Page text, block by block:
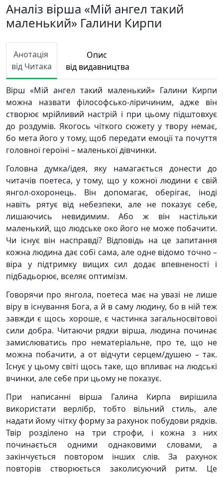
Аналіз вірша «Мій ангел такий
маленький» Галини Кирпи
Анотація
від Читака
Опис
від видавництва
Вірш «Мій ангел такий маленький» Галини Кирпи
можна назвати філософсько-ліричиним, адже він
створює мрійливий настрій і при цьому підштовхує
до роздумів. Якогось чіткого сюжету у твору немає,
бо мета його у тому, щоб передати емоції та почуття
головної героїні – маленької дівчинки.
Головна думка/ідея, яку намагається донести до
читачів поетеса, у тому, що у кожної людини є свій
янгол-охоронець. Він допомагає, оберігає, іноді
навіть рятує від небезпеки, але не показує себе,
лишаючись невидимим. Або ж він настільки
маленький, що людське око його не може побачити.
Чи існує він насправді? Відповідь на це запитання
кожна людина дає собі сама, але одне відомо точно –
віра у підтримку вищих сил додає впевненості і
підбадьорює, вселяє оптимізм.
Говорячи про янгола, поетеса має на увазі не лише
віру в існування Бога, а й в саму людину, бо в ній теж
завжди є щось хороше, є частинка загальносвітової
сили добра. Читаючи рядки вірша, людина починає
замислюватись про нематеріальне, про те, що не
можна побачити, а от відчути серцем/душею – так.
Існує у цьому світі щось таке, що впливає на людські
вчинки, але себе при цьому не показує.
При написанні вірша Галина Кирпа вирішила
використати верлібр, тобто вільний стиль, але
надати йому чітку форму за рахунок побудови рядків.
Твір розділено на три строфи, і кожна з них
починається одними однаковими словами, а
закінчується повтором інших слів. За рахунок
повторів створюється заколисуючий ритм. Це